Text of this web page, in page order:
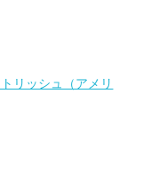
リッシュ（アメリ